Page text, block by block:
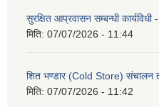
सुरक्षित आप्रवासन सम्बन्धी
मिति: 07/07/2026 - 11:44
शित भण्डार (Cold Store) संचालन
मिति: 07/07/2026 - 11:42